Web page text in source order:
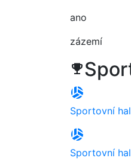
ano
zázemí
trophy
sports_volleyball
Sportovní
sports_volleyball
Sportovní